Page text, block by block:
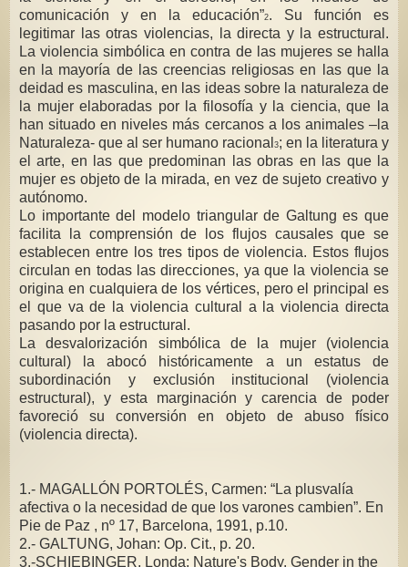
comunicación y en la educación”2. Su función es
legitimar las otras violencias, la directa y la estructural.
La violencia simbólica en contra de las mujeres se halla
en la mayoría de las creencias religiosas en las que la
deidad es masculina, en las ideas sobre la naturaleza de
la mujer elaboradas por la filosofía y la ciencia, que la
han situado en niveles más cercanos a los animales –la
Naturaleza- que al ser humano racional 3; en la literatura y
el arte, en las que predominan las obras en las que la
mujer es objeto de la mirada, en vez de sujeto creativo y
autónomo.
Lo importante del modelo triangular de Galtung es que
facilita la comprensión de los flujos causales que se
establecen entre los tres tipos de violencia. Estos flujos
circulan en todas las direcciones, ya que la violencia se
origina en cualquiera de los vértices, pero el principal es
el que va de la violencia cultural a la violencia directa
pasando por la estructural.
La desvalorización simbólica de la mujer (violencia
cultural) la abocó históricamente a un estatus de
subordinación y exclusión institucional (violencia
estructural), y esta marginación y carencia de poder
favoreció su conversión en objeto de abuso físico
(violencia directa).
1.- MAGALLÓN PORTOLÉS, Carmen: “La plusvalía
afectiva o la necesidad de que los varones cambien”. En
Pie de Paz , nº 17, Barcelona, 1991, p.10.
2.- GALTUNG, Johan: Op. Cit., p. 20.
3.-SCHIEBINGER, Londa: Nature's Body. Gender in the